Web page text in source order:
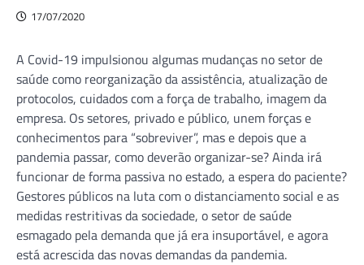
17/07/2020
A Covid-19 impulsionou algumas mudanças no setor de
saúde como reorganização da assistência, atualização de
protocolos, cuidados com a força de trabalho, imagem da
empresa. Os setores, privado e público, unem forças e
conhecimentos para “sobreviver”, mas e depois que a
pandemia passar, como deverão organizar-se? Ainda irá
funcionar de forma passiva no estado, a espera do paciente?
Gestores públicos na luta com o distanciamento social e as
medidas restritivas da sociedade, o setor de saúde
esmagado pela demanda que já era insuportável, e agora
está acrescida das novas demandas da pandemia.